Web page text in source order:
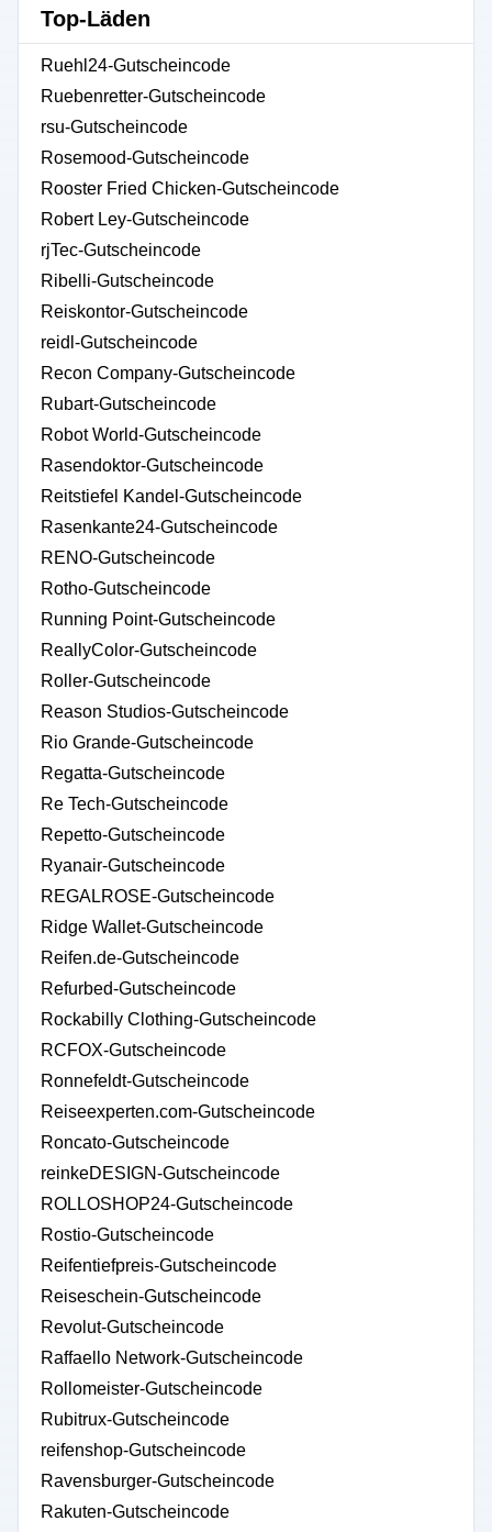
Top-Läden
Ruehl24-Gutscheincode
Ruebenretter-Gutscheincode
rsu-Gutscheincode
Rosemood-Gutscheincode
Rooster Fried Chicken-Gutscheincode
Robert Ley-Gutscheincode
rjTec-Gutscheincode
Ribelli-Gutscheincode
Reiskontor-Gutscheincode
reidl-Gutscheincode
Recon Company-Gutscheincode
Rubart-Gutscheincode
Robot World-Gutscheincode
Rasendoktor-Gutscheincode
Reitstiefel Kandel-Gutscheincode
Rasenkante24-Gutscheincode
RENO-Gutscheincode
Rotho-Gutscheincode
Running Point-Gutscheincode
ReallyColor-Gutscheincode
Roller-Gutscheincode
Reason Studios-Gutscheincode
Rio Grande-Gutscheincode
Regatta-Gutscheincode
Re Tech-Gutscheincode
Repetto-Gutscheincode
Ryanair-Gutscheincode
REGALROSE-Gutscheincode
Ridge Wallet-Gutscheincode
Reifen.de-Gutscheincode
Refurbed-Gutscheincode
Rockabilly Clothing-Gutscheincode
RCFOX-Gutscheincode
Ronnefeldt-Gutscheincode
Reiseexperten.com-Gutscheincode
Roncato-Gutscheincode
reinkeDESIGN-Gutscheincode
ROLLOSHOP24-Gutscheincode
Rostio-Gutscheincode
Reifentiefpreis-Gutscheincode
Reiseschein-Gutscheincode
Revolut-Gutscheincode
Raffaello Network-Gutscheincode
Rollomeister-Gutscheincode
Rubitrux-Gutscheincode
reifenshop-Gutscheincode
Ravensburger-Gutscheincode
Rakuten-Gutscheincode